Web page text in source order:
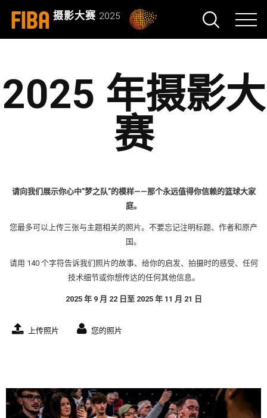
FIBA 摄影大赛2025
2025 年摄影大
赛
请向我们展示你心中”梦之队”的模样——那个永远值得你信赖的篮球大家
庭。
您最多可以上传三张与主题相关的照片。不要忘记注明标题、作者和原产
国。
请用 140 个字符告诉我们照片的故事、给你的启发、拍摄时的感受、任何
技术细节或你想传达的任何其他信息。
2025 年 9 月 22 日至 2025 年 11 月 21 日
上传照片 您的照片